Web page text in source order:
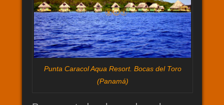
Punta Caracol Aqua Resort. Bocas del Toro
(Panamá)